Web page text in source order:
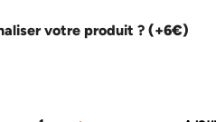
votre produit ?(+6€)